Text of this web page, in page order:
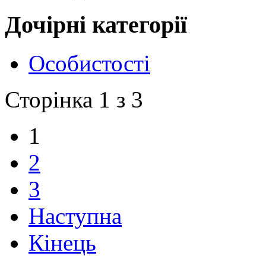
Дочірні категорії
Особистості
Сторінка 1 з 3
1
2
3
Наступна
Кінець